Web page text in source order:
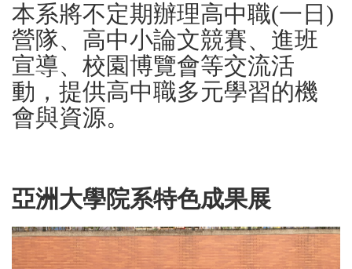
本系將不定期辦理高中職(一日)
營隊、高中小論文競賽、進班
宣導、校園博覽會等交流活
動，提供高中職多元學習的機
會與資源。
亞洲大學院系特色成果展